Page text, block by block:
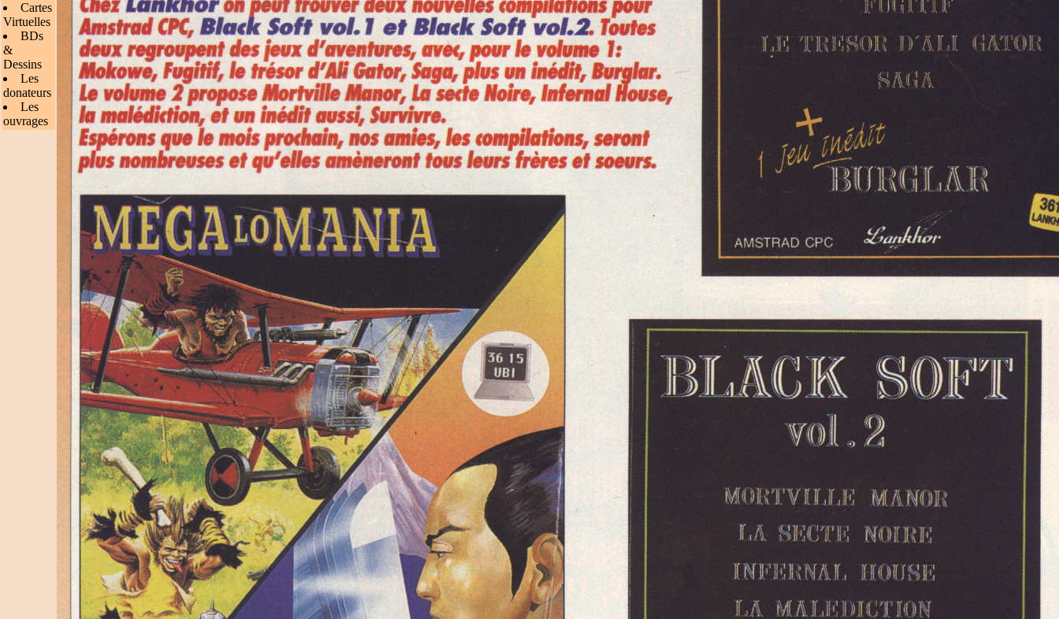
Cartes
Virtuelles
BDs
&
Dessins
Les
donateurs
Les
ouvrages